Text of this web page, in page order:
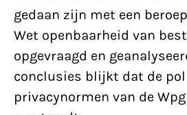
gedaan zijn met een
Wet openbaarheid van
opgevraagd en
conclusies blijkt dat de
privacynormen van de